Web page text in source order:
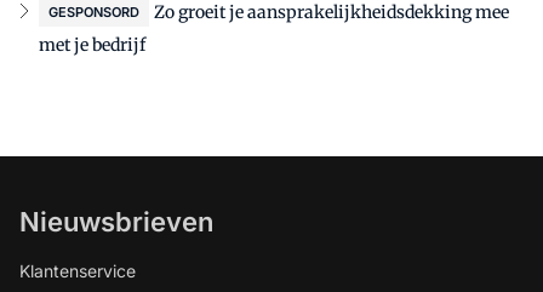
GESPONSORD
Zo groeit je aansprakelijkheidsdekking mee
met je bedrijf
Nieuwsbrieven
Klantenservice